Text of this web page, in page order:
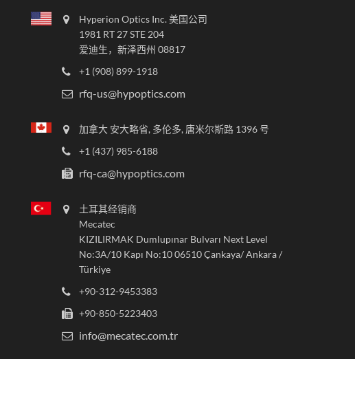
Hyperion Optics Inc. 美国公司
1981 RT 27 STE 204
爱迪生，新泽西州 08817
+1 (908) 899-1918
rfq-us@hypoptics.com
加拿大 安大略省, 多伦多, 唐米尔斯路 1396 号
+1 (437) 985-6188
rfq-ca@hypoptics.com
土耳其经销商
Mecatec
KIZILIRMAK Dumlupınar Bulvarı Next Level
No:3A/10 Kapı No:10 06510 Çankaya/ Ankara /
Türkiye
+90-312-9453383
+90-850-5223403
info@mecatec.com.tr